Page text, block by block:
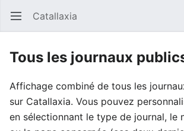
Ouvrir le menu principal Catallaxia
Tous les journaux
Affichage combiné de tous les
sur Catallaxia. Vous pouvez
en sélectionnant le type de journal, le